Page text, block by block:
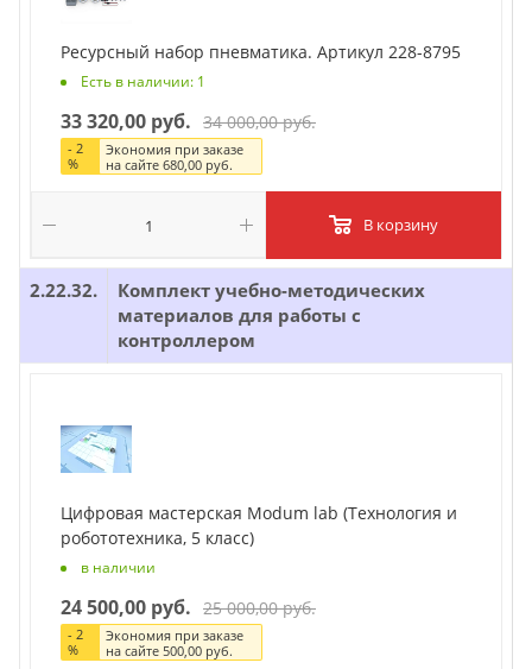
Ресурсный набор пневматика. Артикул 228-8795
Есть в наличии: 1
33 320,00 руб. 34 000,00 руб.
- 2
%
Экономия при заказе
на сайте680,00 руб.
В корзину
2.22.32.
Комплект учебно-методических
материалов для работы с
контроллером
Цифровая мастерская Modum lab (Технология и
робототехника, 5 класс)
в наличии
24 500,00 руб. 25 000,00 руб.
- 2
%
Экономия при заказе
на сайте 500,00 руб.